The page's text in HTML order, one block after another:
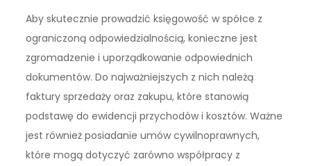
Aby skutecznie prowadzić księgowość w spółce z
ograniczoną odpowiedzialnością, konieczne jest
zgromadzenie i uporządkowanie odpowiednich
dokumentów. Do najważniejszych z nich należą
faktury sprzedaży oraz zakupu, które stanowią
podstawę do ewidencji przychodów i kosztów. Ważne
jest również posiadanie umów cywilnoprawnych,
które mogą dotyczyć zarówno współpracy z